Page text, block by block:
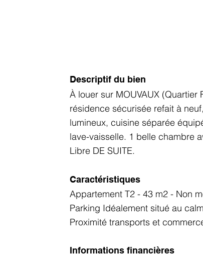
Descriptif du bien
À louer sur MOUVAUX (Quartier
résidence sécurisée refait à
lumineux, cuisine séparée
lave-vaisselle. 1 belle chambre
Libre DE SUITE.
Caractéristiques
Appartement T2 - 43 m2 - Non
Parking Idéalement situé au
Proximité transports et
Informations financières